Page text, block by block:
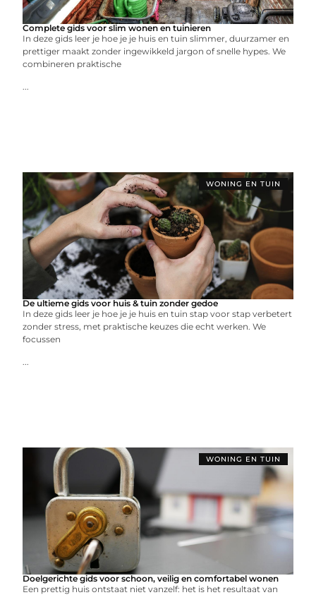
Complete gids voor slim wonen en tuinieren
In deze gids leer je hoe je je huis en tuin slimmer, duurzamer en
prettiger maakt zonder ingewikkeld jargon of snelle hypes. We
combineren praktische
...
WONING EN TUIN
De ultieme gids voor huis & tuin zonder gedoe
In deze gids leer je hoe je je huis en tuin stap voor stap verbetert
zonder stress, met praktische keuzes die echt werken. We
focussen
...
WONING EN TUIN
Doelgerichte gids voor schoon, veilig en comfortabel wonen
Een prettig huis ontstaat niet vanzelf: het is het resultaat van